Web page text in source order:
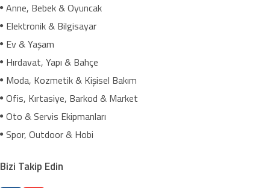
Anne, Bebek & Oyuncak
Elektronik & Bilgisayar
Ev & Yaşam
Hırdavat, Yapı & Bahçe
Moda, Kozmetik & Kişisel Bakım
Ofis, Kırtasiye, Barkod & Market
Oto & Servis Ekipmanları
Spor, Outdoor & Hobi
Bizi Takip Edin